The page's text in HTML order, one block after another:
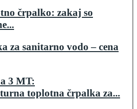
črpalko: zakaj so
za sanitarno vodo – cena
3 MT:
toplotna črpalka za...